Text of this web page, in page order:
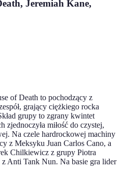
Jeremiah Kane,
of Death to pochodzący z
grający ciężkiego rocka
grupy to zgrany kwintet
miłość do czystej,
Na czele hardrockowej machiny
z Meksyku Juan Carlos Cano, a
Chilkiewicz z grupy Piotra
Anti Tank Nun. Na basie gra lider